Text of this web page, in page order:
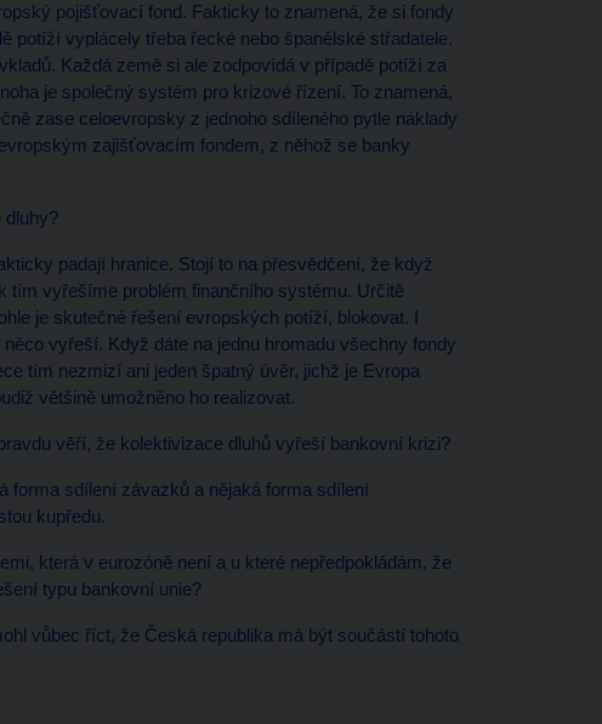
pojišťovací fond. Fakticky to znamená, že si fondy
potíží vyplácely třeba řecké nebo španělské střadatele.
Každá země si ale zodpovídá v případě potíží za
je společný systém pro krizové řízení. To znamená,
zase celoevropsky z jednoho sdíleného pytle náklady
zajišťovacím fondem, z něhož se banky
dluhy?
padají hranice. Stojí to na přesvědčení, že když
tím vyřešíme problém finančního systému. Určitě
je skutečné řešení evropských potíží, blokovat. I
vyřeší. Když dáte na jednu hromadu všechny fondy
tím nezmizí ani jeden špatný úvěr, jichž je Evropa
většině umožněno ho realizovat.
věří, že kolektivizace dluhů vyřeší bankovní krizi?
forma sdílení závazků a nějaká forma sdílení
kupředu.
která v eurozóně není a u které nepředpokládám, že
typu bankovní unie?
vůbec říct, že Česká republika má být součástí tohoto